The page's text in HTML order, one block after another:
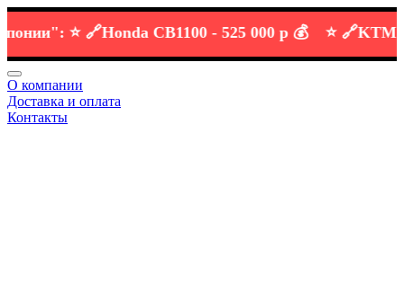
⭐️ 🔗 Honda CB1100 -525 000 р 💰 ⭐️ 🔗 KTM
О компании
Доставка и оплата
Контакты